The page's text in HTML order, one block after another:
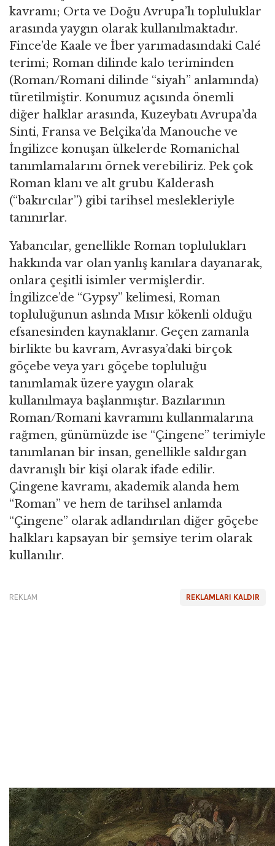
kavramı; Orta ve Doğu Avrupa’lı topluluklar
arasında yaygın olarak kullanılmaktadır.
Fince’de Kaale ve İber yarımadasındaki Calé
terimi; Roman dilinde kalo teriminden
(Roman/Romani dilinde “siyah” anlamında)
türetilmiştir. Konumuz açısında önemli
diğer halklar arasında, Kuzeybatı Avrupa’da
Sinti, Fransa ve Belçika’da Manouche ve
İngilizce konuşan ülkelerde Romanichal
tanımlamalarını örnek verebiliriz. Pek çok
Roman klanı ve alt grubu Kalderash
(“bakırcılar”) gibi tarihsel meslekleriyle
tanınırlar.
Yabancılar, genellikle Roman toplulukları
hakkında var olan yanlış kanılara dayanarak,
onlara çeşitli isimler vermişlerdir.
İngilizce’de “Gypsy” kelimesi, Roman
topluluğunun aslında Mısır kökenli olduğu
efsanesinden kaynaklanır. Geçen zamanla
birlikte bu kavram, Avrasya’daki birçok
göçebe veya yarı göçebe topluluğu
tanımlamak üzere yaygın olarak
kullanılmaya başlanmıştır. Bazılarının
Roman/Romani kavramını kullanmalarına
rağmen, günümüzde ise “Çingene” terimiyle
tanımlanan bir insan, genellikle saldırgan
davranışlı bir kişi olarak ifade edilir.
Çingene kavramı, akademik alanda hem
“Roman” ve hem de tarihsel anlamda
“Çingene” olarak adlandırılan diğer göçebe
halkları kapsayan bir şemsiye terim olarak
kullanılır.
REKLAMLARI KALDIR
REKLAM